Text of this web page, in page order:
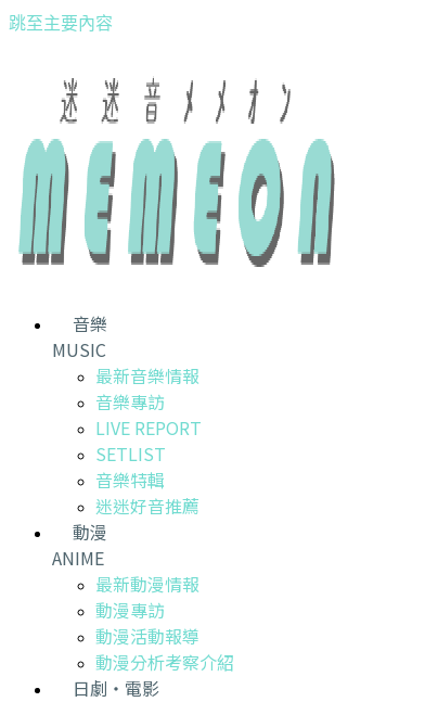
跳至主要內容
音樂
MUSIC
最新音樂情報
音樂專訪
LIVE REPORT
SETLIST
音樂特輯
迷迷好音推薦
動漫
ANIME
最新動漫情報
動漫專訪
動漫活動報導
動漫分析考察介紹
日劇・電影